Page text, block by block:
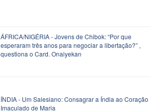
ÁFRICA/NIGÉRIA - Jovens de Chibok: “Por que
esperaram três anos para negociar a libertação?” ,
questiona o Card. Onaiyekan
ÍNDIA - Um Salesiano: Consagrar a Índia ao Coração
Imaculado de Maria